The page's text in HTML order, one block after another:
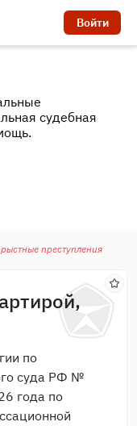
Войти
судебная
преступления
по
суда РФ №
года по